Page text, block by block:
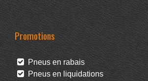
Promotions
Pneus en rabais
Pneus en liquidations